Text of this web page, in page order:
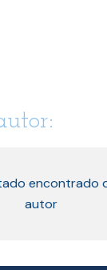
encontrado
autor